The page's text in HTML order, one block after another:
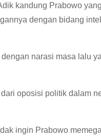
kandung Prabowo yang
dengan bidang
narasi masa lalu
oposisi politik dalam
ingin Prabowo